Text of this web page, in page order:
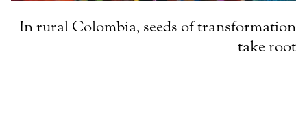
In rural Colombia, seeds of transformation
take root